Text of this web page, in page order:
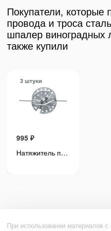
Покупатели, которые
провода и троса
шпалер виноградных
также купили
995 ₽
Натяжитель провода и троса круглый 3 штуки для электропастухов и шпалер виноградников
При использовании материалов с